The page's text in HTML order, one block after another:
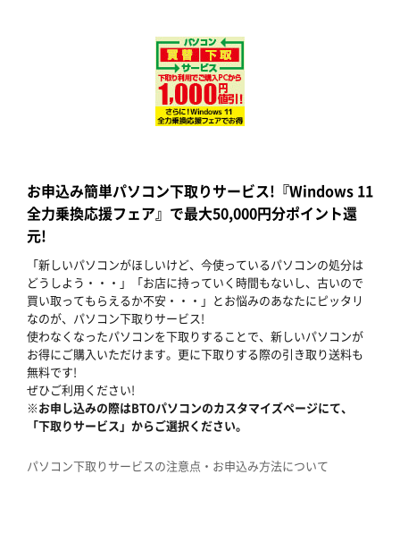
お申込み簡単パソコン下取りサービス!『Windows 11
全力乗換応援フェア』で最大50,000円分ポイント還
元!
「新しいパソコンがほしいけど、今使っているパソコンの処分は
どうしよう・・・」「お店に持っていく時間もないし、古いので
買い取ってもらえるか不安・・・」とお悩みのあなたにピッタリ
なのが、パソコン下取りサービス!
使わなくなったパソコンを下取りすることで、新しいパソコンが
お得にご購入いただけます。更に下取りする際の引き取り送料も
無料です!
ぜひご利用ください!
※お申し込みの際はBTOパソコンのカスタマイズページにて、
「下取りサービス」からご選択ください。
パソコン下取りサービスの注意点・お申込み方法について